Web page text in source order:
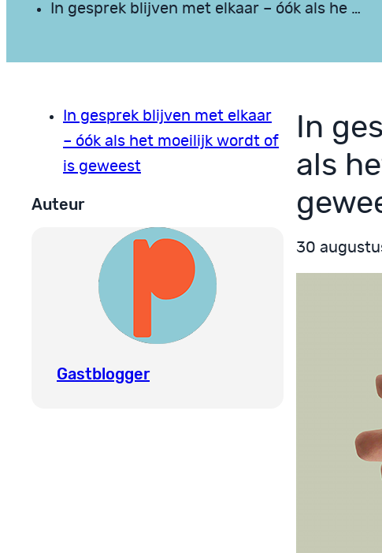
In gesprek blijven met elkaar – óók als he …
In gesprek blijven met elkaar
– óók als het moeilijk wordt of
is geweest
Auteur
Gastblogger
In
als
30